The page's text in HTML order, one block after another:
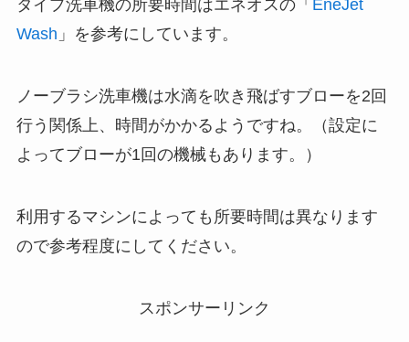
タイプ洗車機の所要時間はエネオスの「 EneJet
Wash 」を参考にしています。
ノーブラシ洗車機は水滴を吹き飛ばすブローを2回
行う関係上、時間がかかるようですね。（設定に
よってブローが1回の機械もあります。）
利用するマシンによっても所要時間は異なります
ので参考程度にしてください。
スポンサーリンク